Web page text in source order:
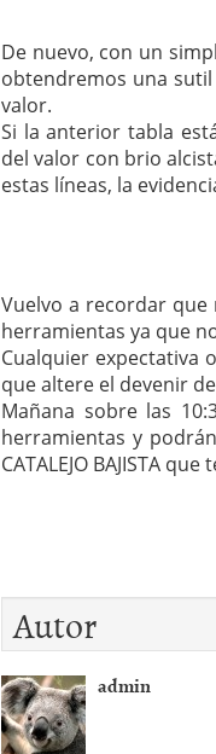
De nuevo, con un
obtendremos una
valor.
Si la anterior tabla
del valor con brio
estas líneas, la
Vuelvo a recordar
herramientas ya que
Cualquier expectativa
que altere el devenir
Mañana sobre las
herramientas y podrán
CATALEJO BAJISTA
Autor
admin